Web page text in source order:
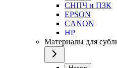
СНПЧ и ПЗК
EPSON
CANON
HP
Материалы для